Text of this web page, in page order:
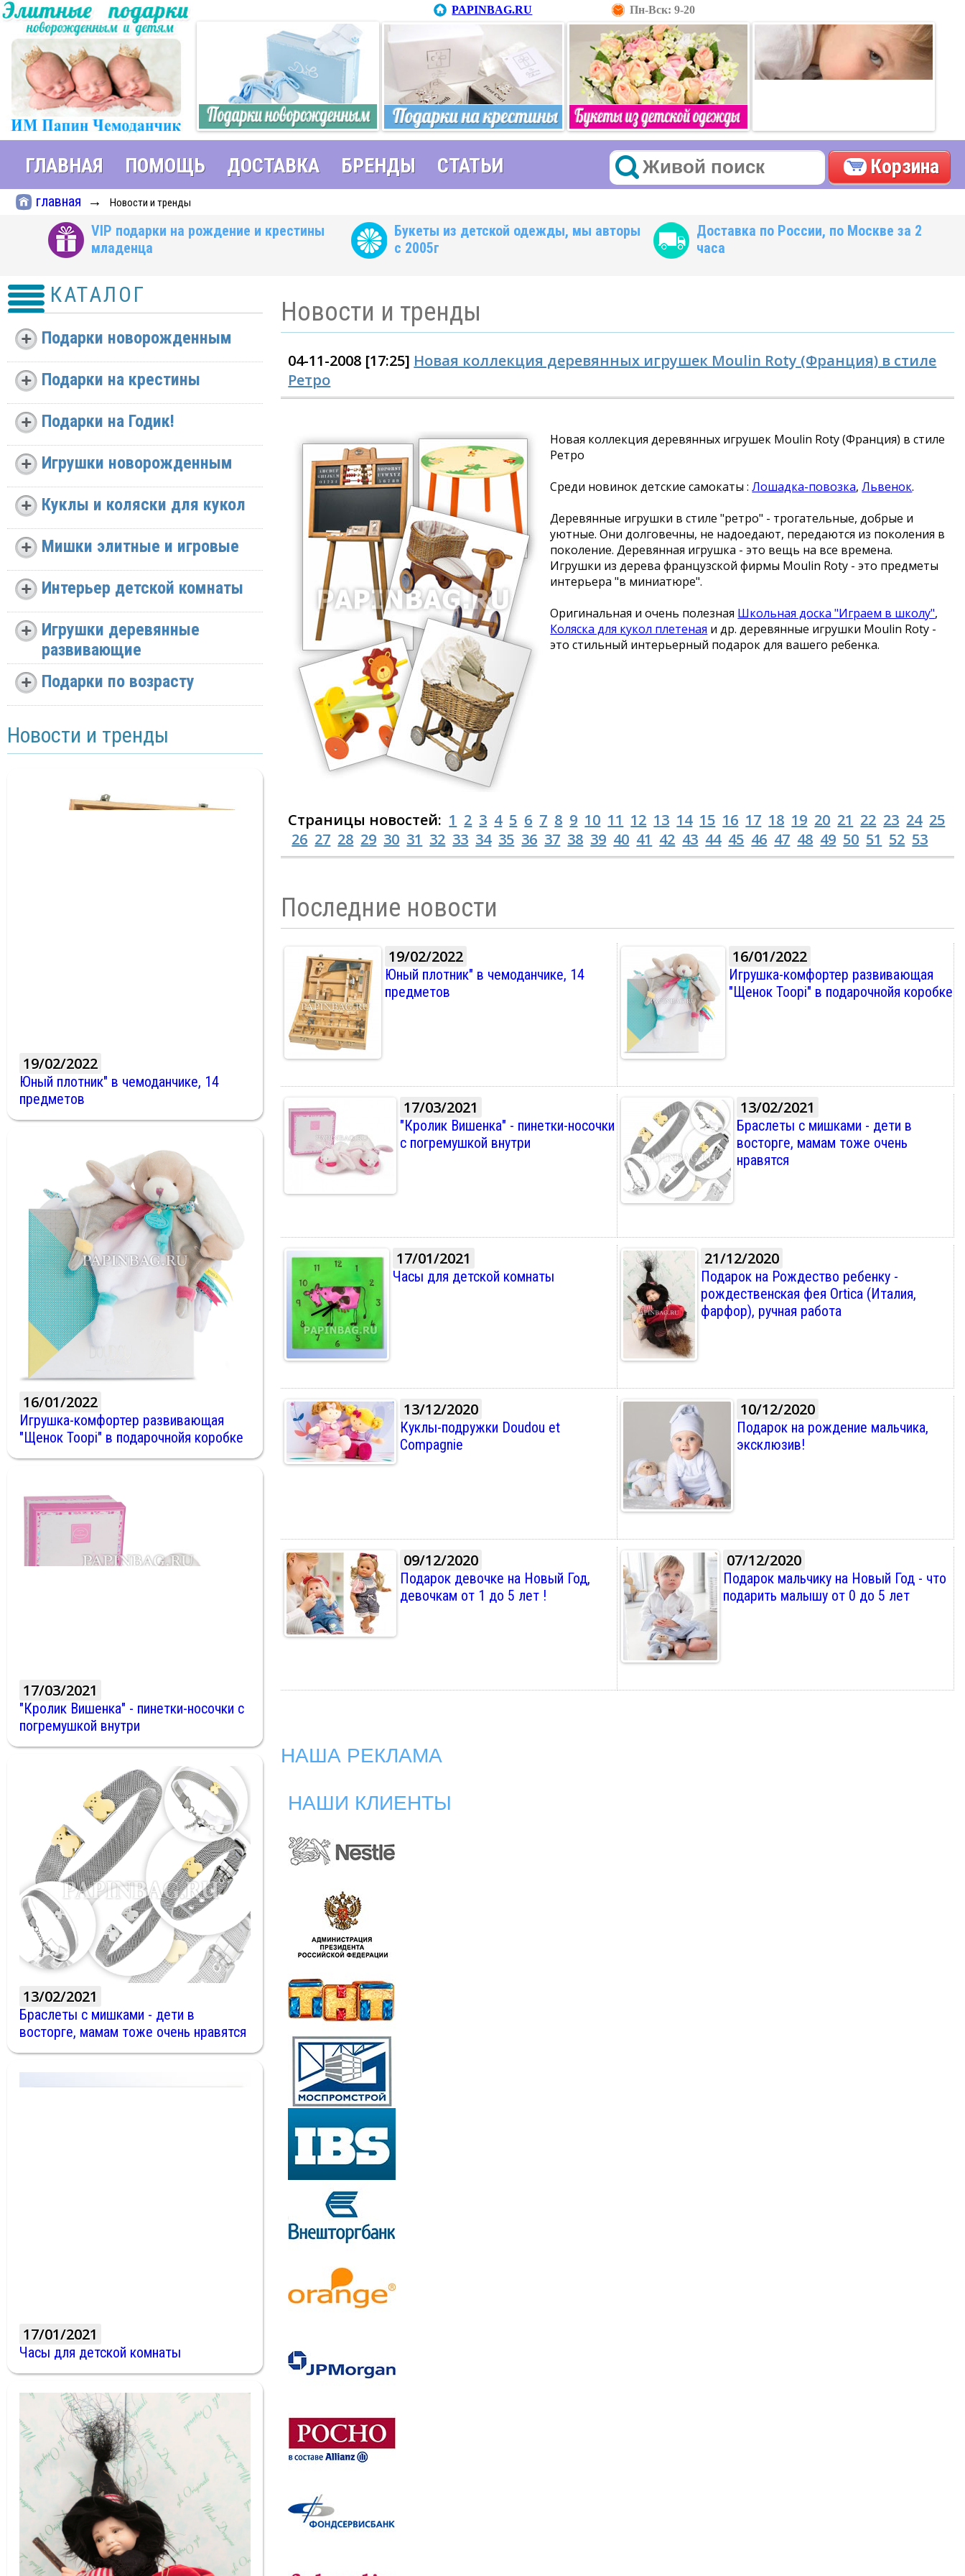
PAPINBAG.RU Пн-Вск: 9-20
ГЛАВНАЯ ПОМОЩЬ ДОСТАВКА БРЕНДЫ СТАТЬИ Корзина
главная → Новости и тренды
VIP подарки на рождение и крестины
младенца
Букеты из детской одежды, мы авторы
с 2005г
Доставка по России, по Москве за 2
часа
КАТАЛОГ
Подарки новорожденным
Подарки на крестины
Подарки на Годик!
Игрушки новорожденным
Куклы и коляски для кукол
Мишки элитные и игровые
Интерьер детской комнаты
Игрушки деревянные
развивающие
Подарки по возрасту
Новости и тренды
19/02/2022
Юный плотник" в чемоданчике, 14
предметов
16/01/2022
Игрушка-комфортер развивающая
"Щенок Toopi" в подарочнойя коробке
17/03/2021
"Кролик Вишенка" - пинетки-носочки с
погремушкой внутри
13/02/2021
Браслеты с мишками - дети в
восторге, мамам тоже очень нравятся
17/01/2021
Часы для детской комнаты
Новости и тренды
04-11-2008 [17:25] Новая коллекция деревянных игрушек Moulin Roty (Франция) в стиле
Ретро
Новая коллекция деревянных игрушек Moulin Roty (Франция) в стиле
Ретро
Среди новинок детские самокаты :Лошадка-повозка,Львенок.
Деревянные игрушки в стиле "ретро" - трогательные, добрые и
уютные. Они долговечны, не надоедают, передаются из поколения в
поколение. Деревянная игрушка - это вещь на все времена.
Игрушки из дерева французской фирмы Moulin Roty - это предметы
интерьера "в миниатюре".
Оригинальная и очень полезная Школьная доска "Играем в школу",
Коляска для кукол плетеная и др. деревянные игрушки Moulin Roty -
это стильный интерьерный подарок для вашего ребенка.
Страницы новостей: 1 2 3 4 5 6 7 8 9 10 11 12 13 14 15 16 17 18 19 20 21 22 23 24 25
26 27 28 29 30 31 32 33 34 35 36 37 38 39 40 41 42 43 44 45 46 47 48 49 50 51 52 53
Последние новости
19/02/2022
Юный плотник" в чемоданчике, 14
предметов
16/01/2022
Игрушка-комфортер развивающая
"Щенок Toopi" в подарочнойя коробке
17/03/2021
"Кролик Вишенка" - пинетки-носочки
с погремушкой внутри
13/02/2021
Браслеты с мишками - дети в
восторге, мамам тоже очень
нравятся
17/01/2021
Часы для детской комнаты
21/12/2020
Подарок на Рождество ребенку -
рождественская фея Ortica (Италия,
фарфор), ручная работа
13/12/2020
Куклы-подружки Doudou et
Compagnie
10/12/2020
Подарок на рождение мальчика,
эксклюзив!
09/12/2020
Подарок девочке на Новый Год,
девочкам от 1 до 5 лет !
07/12/2020
Подарок мальчику на Новый Год - что
подарить малышу от 0 до 5 лет
НАША РЕКЛАМА
НАШИ КЛИЕНТЫ